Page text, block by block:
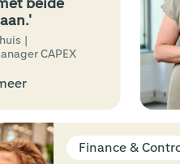
|
CAPEX
Finance &